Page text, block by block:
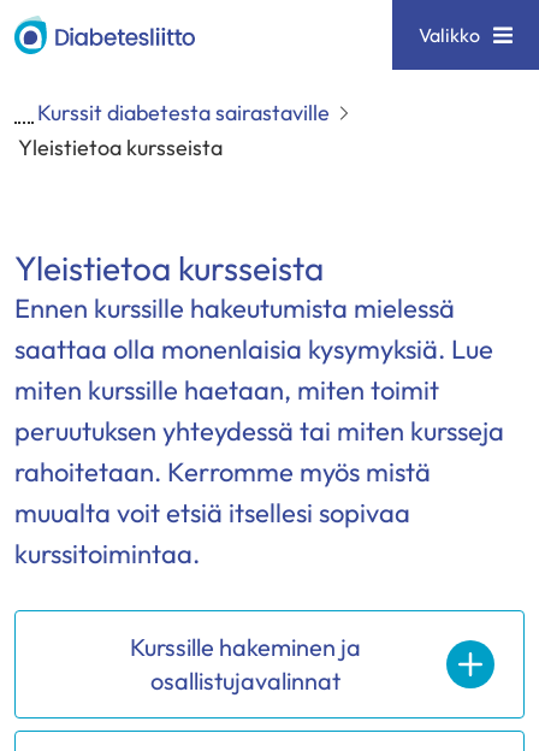
Siirry
sisältöön
Diabetesliitto Valikko
Kurssit diabetesta sairastaville
Yleistietoa kursseista
Yleistietoa kursseista
Ennen kurssille hakeutumista mielessä
saattaa olla monenlaisia kysymyksiä. Lue
miten kurssille haetaan, miten toimit
peruutuksen yhteydessä tai miten kursseja
rahoitetaan. Kerromme myös mistä
muualta voit etsiä itsellesi sopivaa
kurssitoimintaa.
Kurssille hakeminen ja
osallistujavalinnat